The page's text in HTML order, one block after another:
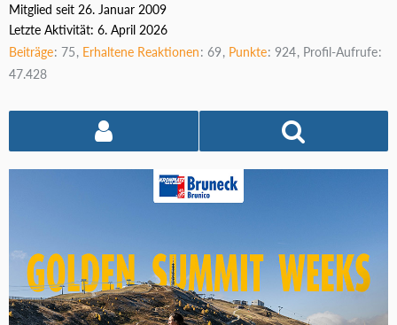
Mitglied seit 26. Januar 2009
Letzte Aktivität: 6. April 2026
Beiträge 75 Erhaltene Reaktionen 69 Punkte 924 Profil-Aufrufe
47.428